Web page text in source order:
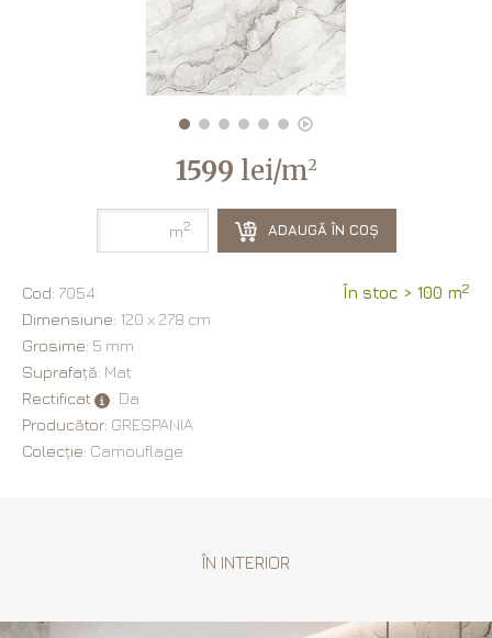
1599 lei/m2
m2 ADAUGĂ ÎN COȘ
Cod: 7054 În stoc > 100 m2
Dimensiune: 120 х 278 cm
Grosime: 5 mm
Suprafață: Mat
Rectificat
: Da
Producător: GRESPANIA
Colecție: Camouflage
ÎN INTERIOR